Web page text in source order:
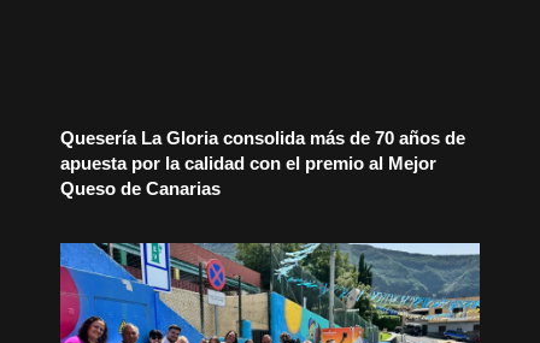
Quesería La Gloria consolida más de 70 años de
apuesta por la calidad con el premio al Mejor
Queso de Canarias